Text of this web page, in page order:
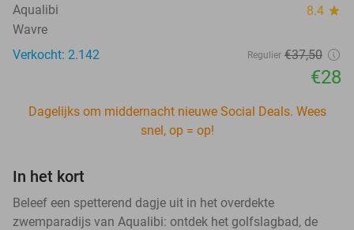
Aqualibi 8.4 star
Wavre
Verkocht: 2.142
Regulier €37,50
€28
Dagelijks om middernacht nieuwe Social Deals. Wees
snel, op = op!
In het kort
Beleef een spetterend dagje uit in het overdekte
zwemparadijs van Aqualibi: ontdek het golfslagbad, de